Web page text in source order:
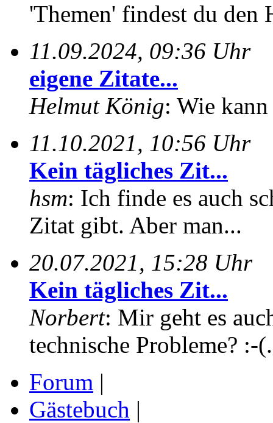
'Themen' findest du den
11.09.2024, 09:36 Uhr
eigene Zitate...
Helmut König: Wie
11.10.2021, 10:56 Uhr
Kein tägliches Zit...
hsm: Ich finde es auch
Zitat gibt. Aber man...
20.07.2021, 15:28 Uhr
Kein tägliches Zit...
Norbert: Mir geht es
technische Probleme? :-
Forum |
Gästebuch |